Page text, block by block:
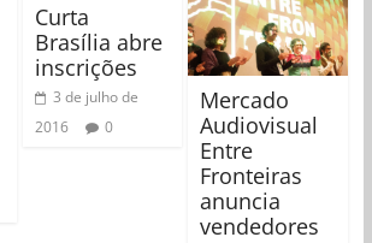
Curta
Brasília abre
inscrições
3 de julho de
2016
0
Mercado
Audiovisual
Entre
Fronteiras
anuncia
vendedores